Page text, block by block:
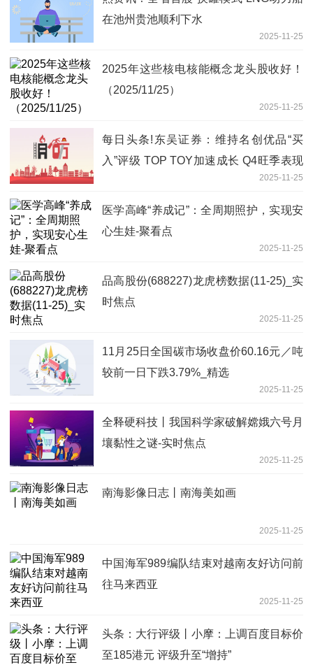
在池州贵池顺利下水
2025-11-25
2025年这些核电核能概念龙头股收好！
（2025/11/25）
2025-11-25
每日头条!东吴证券：维持名创优品“买
入”评级 TOP TOY加速成长 Q4旺季表现
2025-11-25
医学高峰“养成记”：全周期照护，实现安
心生娃-聚看点
2025-11-25
品高股份(688227)龙虎榜数据(11-25)_实
时焦点
2025-11-25
11月25日全国碳市场收盘价60.16元／吨
较前一日下跌3.79%_精选
2025-11-25
全释硬科技丨我国科学家破解嫦娥六号月
壤黏性之谜-实时焦点
2025-11-25
南海影像日志丨南海美如画
2025-11-25
中国海军989编队结束对越南友好访问前
往马来西亚
2025-11-25
头条：大行评级丨小摩：上调百度目标价
至185港元 评级升至“增持”